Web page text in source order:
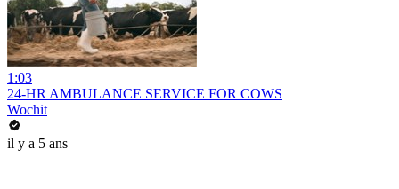
1:03
24-HR AMBULANCE SERVICE FOR COWS
Wochit
il y a 5 ans